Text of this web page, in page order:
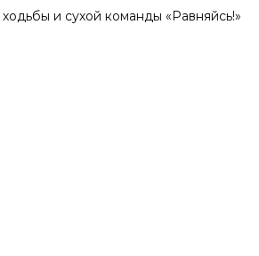
и сухой команды «Равняйсь!»